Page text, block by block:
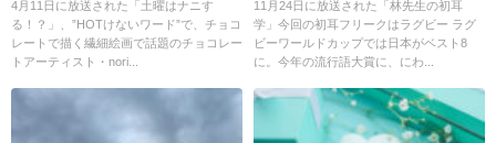
神業
4月11日に放送された「土曜はナニす
る！？」、”HOTけないワード”で、チョコ
レートで描く繊細絵画で話題のチョコレー
トアーティスト・nori...
11月24日に放送された「林先生の初耳
学」今回の初耳フリークはラグビー ラグ
ビーワールドカップでは日本がベスト8
に。今年の流行語大賞に、にわ...